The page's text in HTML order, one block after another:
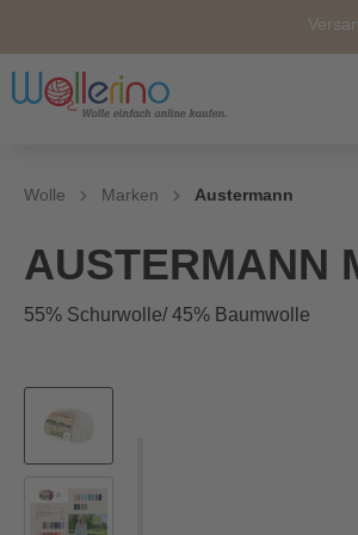
Alle
Wolle Marken Austermann
AUSTERMANN
55% Schurwolle/ 45% Baumwolle